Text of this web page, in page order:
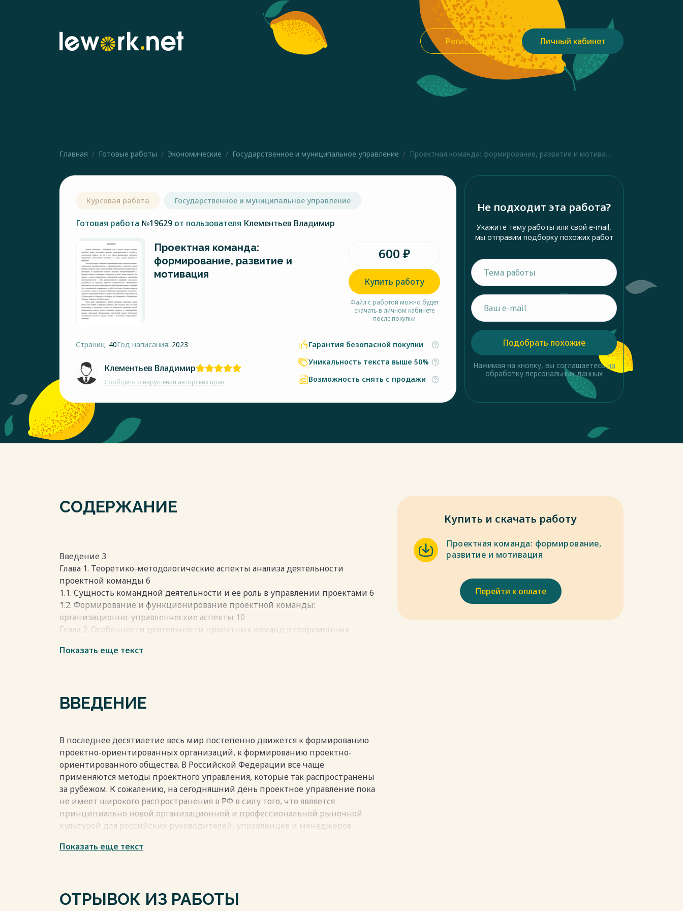
Регистрация Личный кабинет
Главная Готовые работы Экономические Государственное и муниципальное управление Проектная команда: формирование, развитие и мотива...
Курсовая работа Государственное и муниципальное управление
Готовая работа №19629 от пользователя Клементьев Владимир
Проектная команда:
формирование, развитие и
мотивация
600 ₽
Купить работу
Файл с работой можно будет
скачать в личном кабинете
после покупки
Страниц: 40Год написания: 2023
Клементьев Владимир
Сообщить о нарушении авторских прав
Гарантия безопасной покупки
Уникальность текста выше 50%
Возможность снять с продажи
Не подходит эта работа?
Укажите тему работы или свой e-mail,
мы отправим подборку похожих работ
Подобрать похожие
Нажимая на кнопку, вы соглашаетесьна
обработку персональных данных
СОДЕРЖАНИЕ
Введение 3
Глава 1. Теоретико-методологические аспекты анализа деятельности
проектной команды 6
1.1. Сущность командной деятельности и ее роль в управлении проектами 6
1.2. Формирование и функционирование проектной команды:
организационно-управленческие аспекты 10
Глава 2. Особенности деятельности проектных команд в современных
2.1 Проектные организационные структуры: практика создания и развития 17
проектными командами 34
Заключение 39
Весь текст будет доступенпосле покупки
Показать еще текст
ВВЕДЕНИЕ
В последнее десятилетие весь мир постепенно движется к формированию
проектно-ориентированных организаций, к формированию проектно-
ориентированного общества. В Российской Федерации все чаще
применяются методы проектного управления, которые так распространены
за рубежом. К сожалению, на сегодняшний день проектное управление пока
не имеет широкого распространения в РФ в силу того, что является
принципиально новой организационной и профессиональной рыночной
культурой для российских руководителей, управленцев и менеджеров.
годы имеет актуальность, причем во всех отраслях экономики.
лексикон слов «проект», «проектное управление». Но к концу этого периода
Показать еще текст
ОТРЫВОК ИЗ РАБОТЫ
Купить и скачать работу
Проектная команда: формирование,
развитие и мотивация
Перейти к оплате